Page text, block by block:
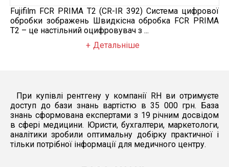
Технічні характеристики зчитування:
10 пікселів/мм, 5 пікселів/мм
Однофазний 50-60 Гц
Вхідна напруга: 120-240 В, допустимі зміни
напруги: ±10%
Fujifilm FCR PRIMA T2 (CR-IR 392) Система цифрової
обробки зображень Швидкісна обробка FCR PRIMA
T2 – це настільний оцифровувач з ...
Детальніше
При купівлі рентгену у компанії RH ви отримуєте
доступ до бази знань вартістю в 35 000 грн. База
знань сформована експертами з 19 річним досвідом
в сфері медицини. Юристи, бухгалтери, маркетологи,
аналітики зробили оптимальну добірку практичної і
тільки потрібної інформації для медичного центру.